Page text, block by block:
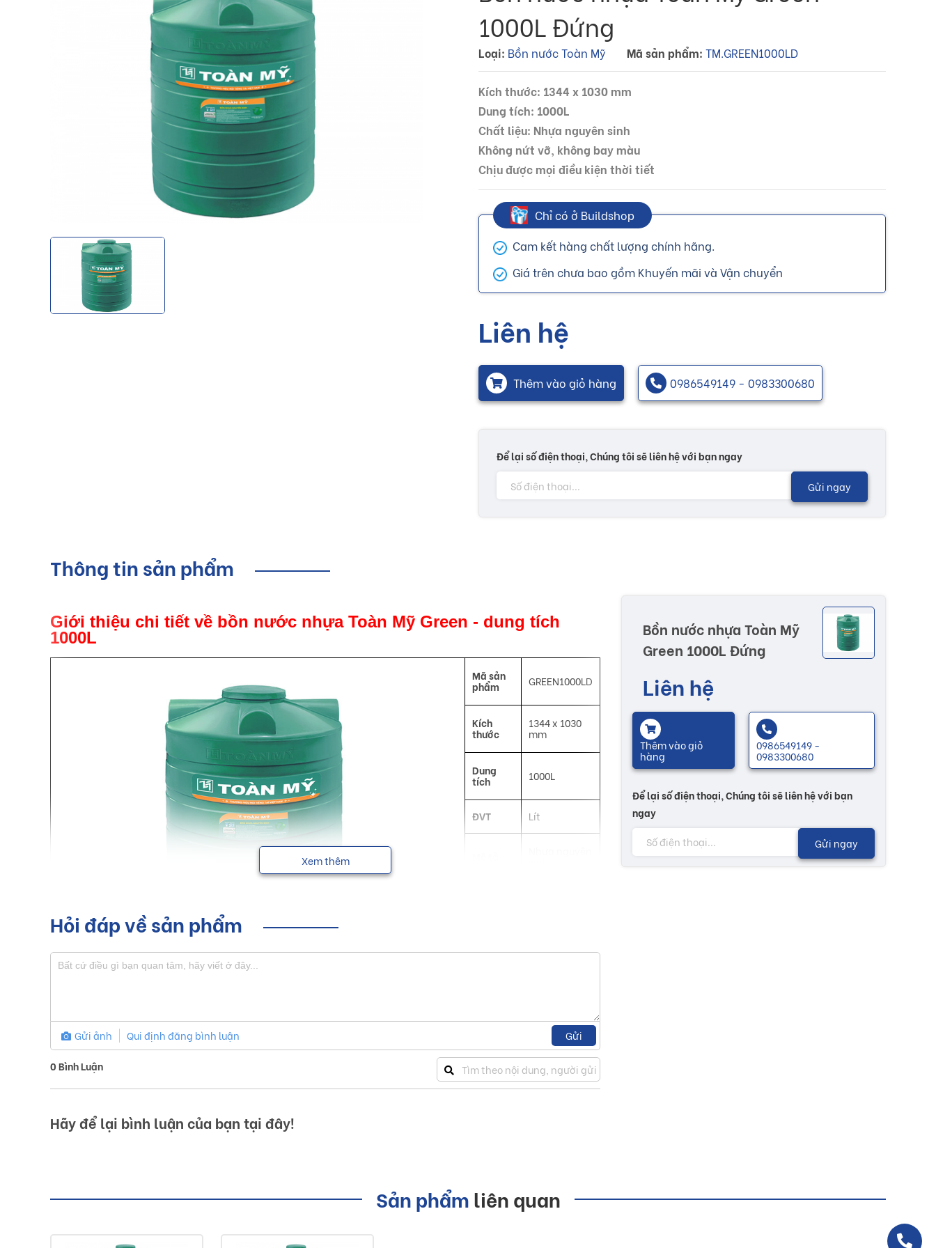
1000L Đứng
Loại: Bồn nước Toàn Mỹ Mã sản phẩm: TM.GREEN1000LD
Kích thước: 1344 x 1030 mm
Dung tích: 1000L
Chất liệu: Nhựa nguyên sinh
Không nứt vỡ, không bay màu
Chịu được mọi điều kiện thời tiết
Chỉ có ở Buildshop
Cam kết hàng chất lượng chính hãng.
Giá trên chưa bao gồm Khuyến mãi và Vận chuyển
Liên hệ
Thêm vào giỏ hàng 0986549149 - 0983300680
Để lại số điện thoại, Chúng tôi sẽ liên hệ với bạn ngay
Gửi ngay
Thông tin sản phẩm
Giới thiệu chi tiết về bồn nước nhựa Toàn Mỹ Green - dung tích
1000L
Mã sản
phẩm GREEN1000LD
Kích
thước
1344 x 1030
mm
Dung
tích 1000L
ĐVT Lít
Sơ lược về sản phẩm bồn nước nhựa Toàn Mỹ dung tích 1000L
Hiện nay, thị trường trong nước xuất hiện nhiều sản phẩm bồn nước với nhiều hãng sản xuất. Được thành lập từ
Với những sự thay đổi theo từng năm, Toàn Mỹ đã đem đến cho khách hàng những sản phẩm bồn nước với nhiều
Bồn nước Inox Toàn Mỹ được sản xuất với chất liệu nhựa nguyên sinh, không nứt vỡ, siêu bền và an toàn thực
phẩm. Đảm bảo cho sức khoẻ trong quá trình sử dụng.
Xem thêm
Hỏi đáp về sản phẩm
Gửi ảnh Qui định đăng bình luận Gửi
0Bình Luận
Hãy để lại bình luận của bạn tại đây!
Bồn nước nhựa Toàn Mỹ
Green 1000L Đứng
Liên hệ
Thêm vào giỏ
hàng
0986549149 -
0983300680
Để lại số điện thoại, Chúng tôi sẽ liên hệ với bạn
ngay
Gửi ngay
Sản phẩm liên quan